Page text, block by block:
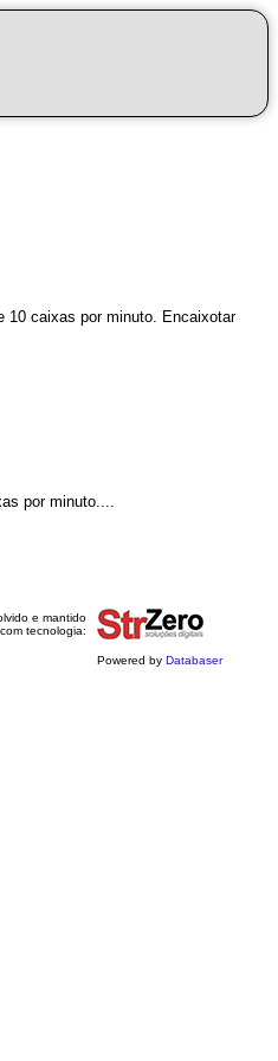
10 caixas por minuto. Encaixotar
por minuto....
e mantido
com tecnologia:
Powered by Databaser